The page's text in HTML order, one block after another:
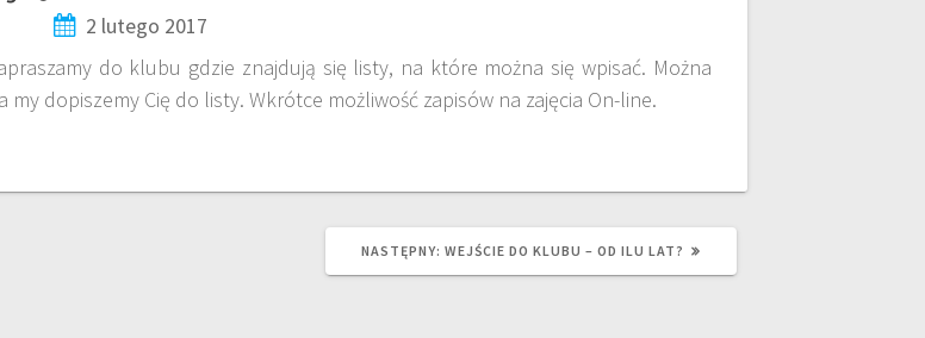
2 lutego 2017
do klubu gdzie znajdują się listy, na które można się wpisać. Można
my dopiszemy Cię do listy. Wkrótce możliwość zapisów na zajęcia On-line.
NASTĘPNY: WEJŚCIE DO KLUBU – OD ILU LAT?